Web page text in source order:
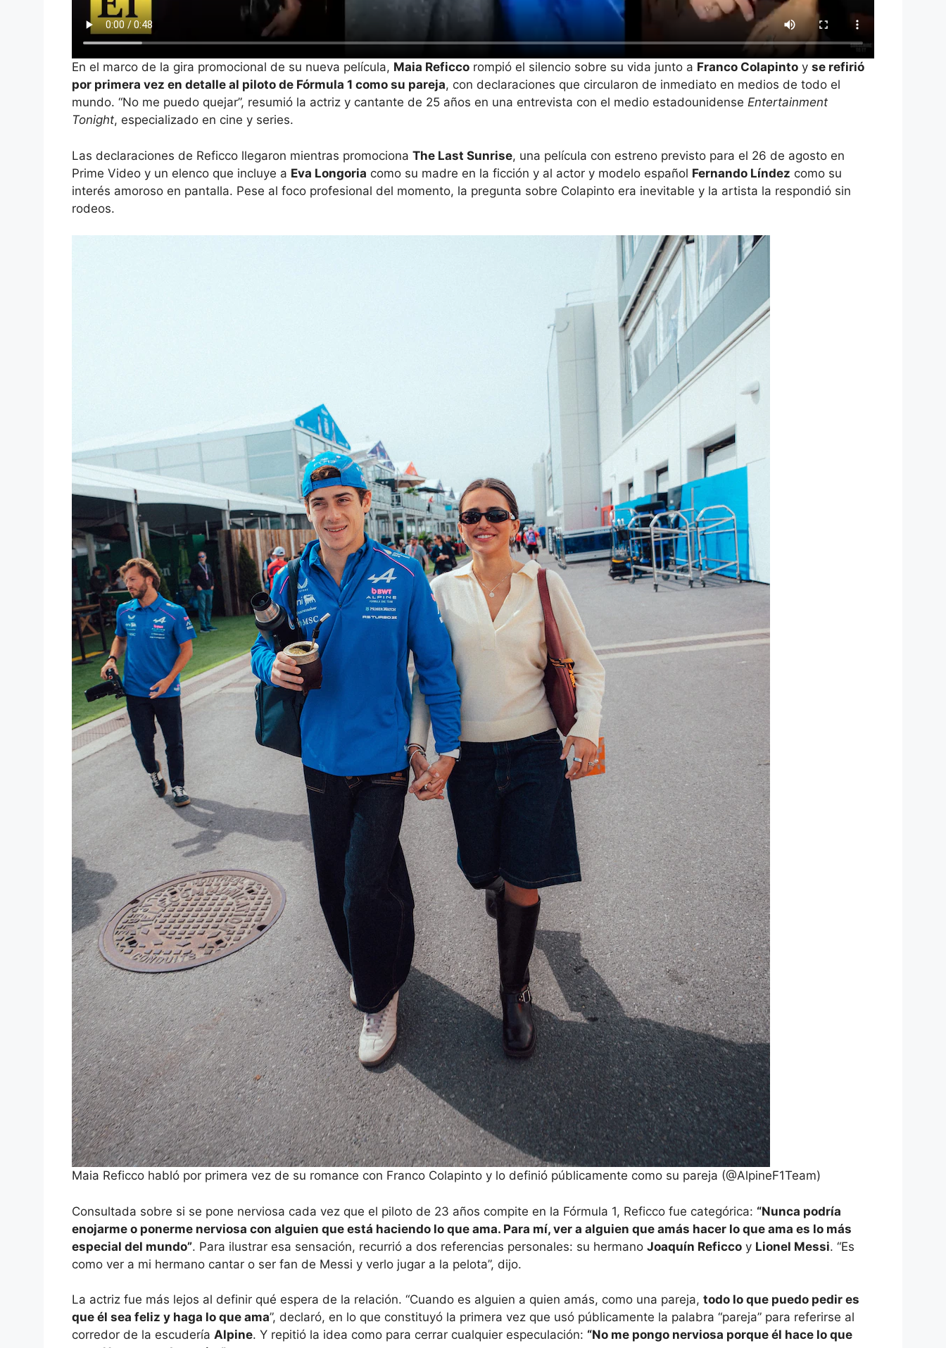
En el marco de la gira promocional de su nueva película, Maia Reficco rompió el silencio sobre su vida junto a Franco Colapinto y se refirió
por primera vez en detalle al piloto de Fórmula 1 como su pareja, con declaraciones que circularon de inmediato en medios de todo el
mundo. “No me puedo quejar”, resumió la actriz y cantante de 25 años en una entrevista con el medio estadounidense Entertainment
Tonight, especializado en cine y series.
Las declaraciones de Reficco llegaron mientras promociona The Last Sunrise, una película con estreno previsto para el 26 de agosto en
Prime Video y un elenco que incluye a Eva Longoria como su madre en la ficción y al actor y modelo español Fernando Líndez como su
interés amoroso en pantalla. Pese al foco profesional del momento, la pregunta sobre Colapinto era inevitable y la artista la respondió sin
rodeos.
Maia Reficco habló por primera vez de su romance con Franco Colapinto y lo definió públicamente como su pareja (@AlpineF1Team)
Consultada sobre si se pone nerviosa cada vez que el piloto de 23 años compite en la Fórmula 1, Reficco fue categórica: “Nunca podría
enojarme o ponerme nerviosa con alguien que está haciendo lo que ama. Para mí, ver a alguien que amás hacer lo que ama es lo más
especial del mundo”. Para ilustrar esa sensación, recurrió a dos referencias personales: su hermano Joaquín Reficco y Lionel Messi. “Es
como ver a mi hermano cantar o ser fan de Messi y verlo jugar a la pelota”, dijo.
La actriz fue más lejos al definir qué espera de la relación. “Cuando es alguien a quien amás, como una pareja, todo lo que puedo pedir es
que él sea feliz y haga lo que ama”, declaró, en lo que constituyó la primera vez que usó públicamente la palabra “pareja” para referirse al
corredor de la escudería Alpine. Y repitió la idea como para cerrar cualquier especulación: “No me pongo nerviosa porque él hace lo que